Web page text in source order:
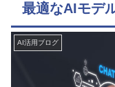
最適なAIモデ
AI活用ブログ